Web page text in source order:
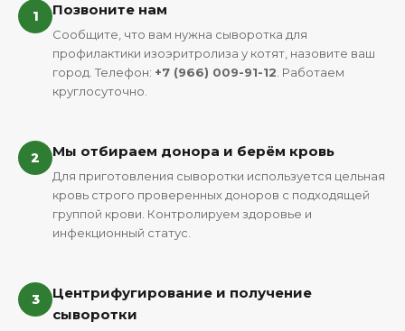
1 Позвоните нам
Сообщите, что вам нужна сыворотка для
профилактики изоэритролиза у котят, назовите ваш
город. Телефон: +7 (966) 009-91-12 . Работаем
круглосуточно.
2 Мы отбираем донора и берём кровь
Для приготовления сыворотки используется цельная
кровь строго проверенных доноров с подходящей
группой крови. Контролируем здоровье и
инфекционный статус.
3
Центрифугирование и получение
сыворотки